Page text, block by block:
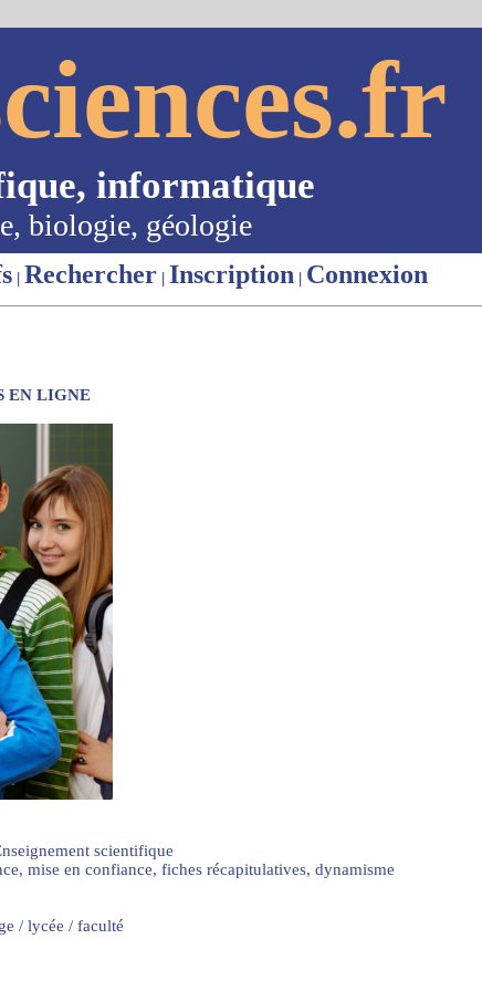
informatique
biologie, géologie
| Rechercher | Inscription | Connexion
EN LIGNE
scientifique
mise en confiance, fiches récapitulatives, dynamisme
/ lycée / faculté